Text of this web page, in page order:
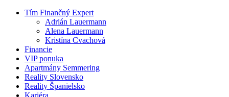
Tím Finančný Expert
Adrián Lauermann
Alena Lauermann
Kristína Cvachová
Financie
VIP ponuka
Apartmány Semmering
Reality Slovensko
Reality Španielsko
Kariéra